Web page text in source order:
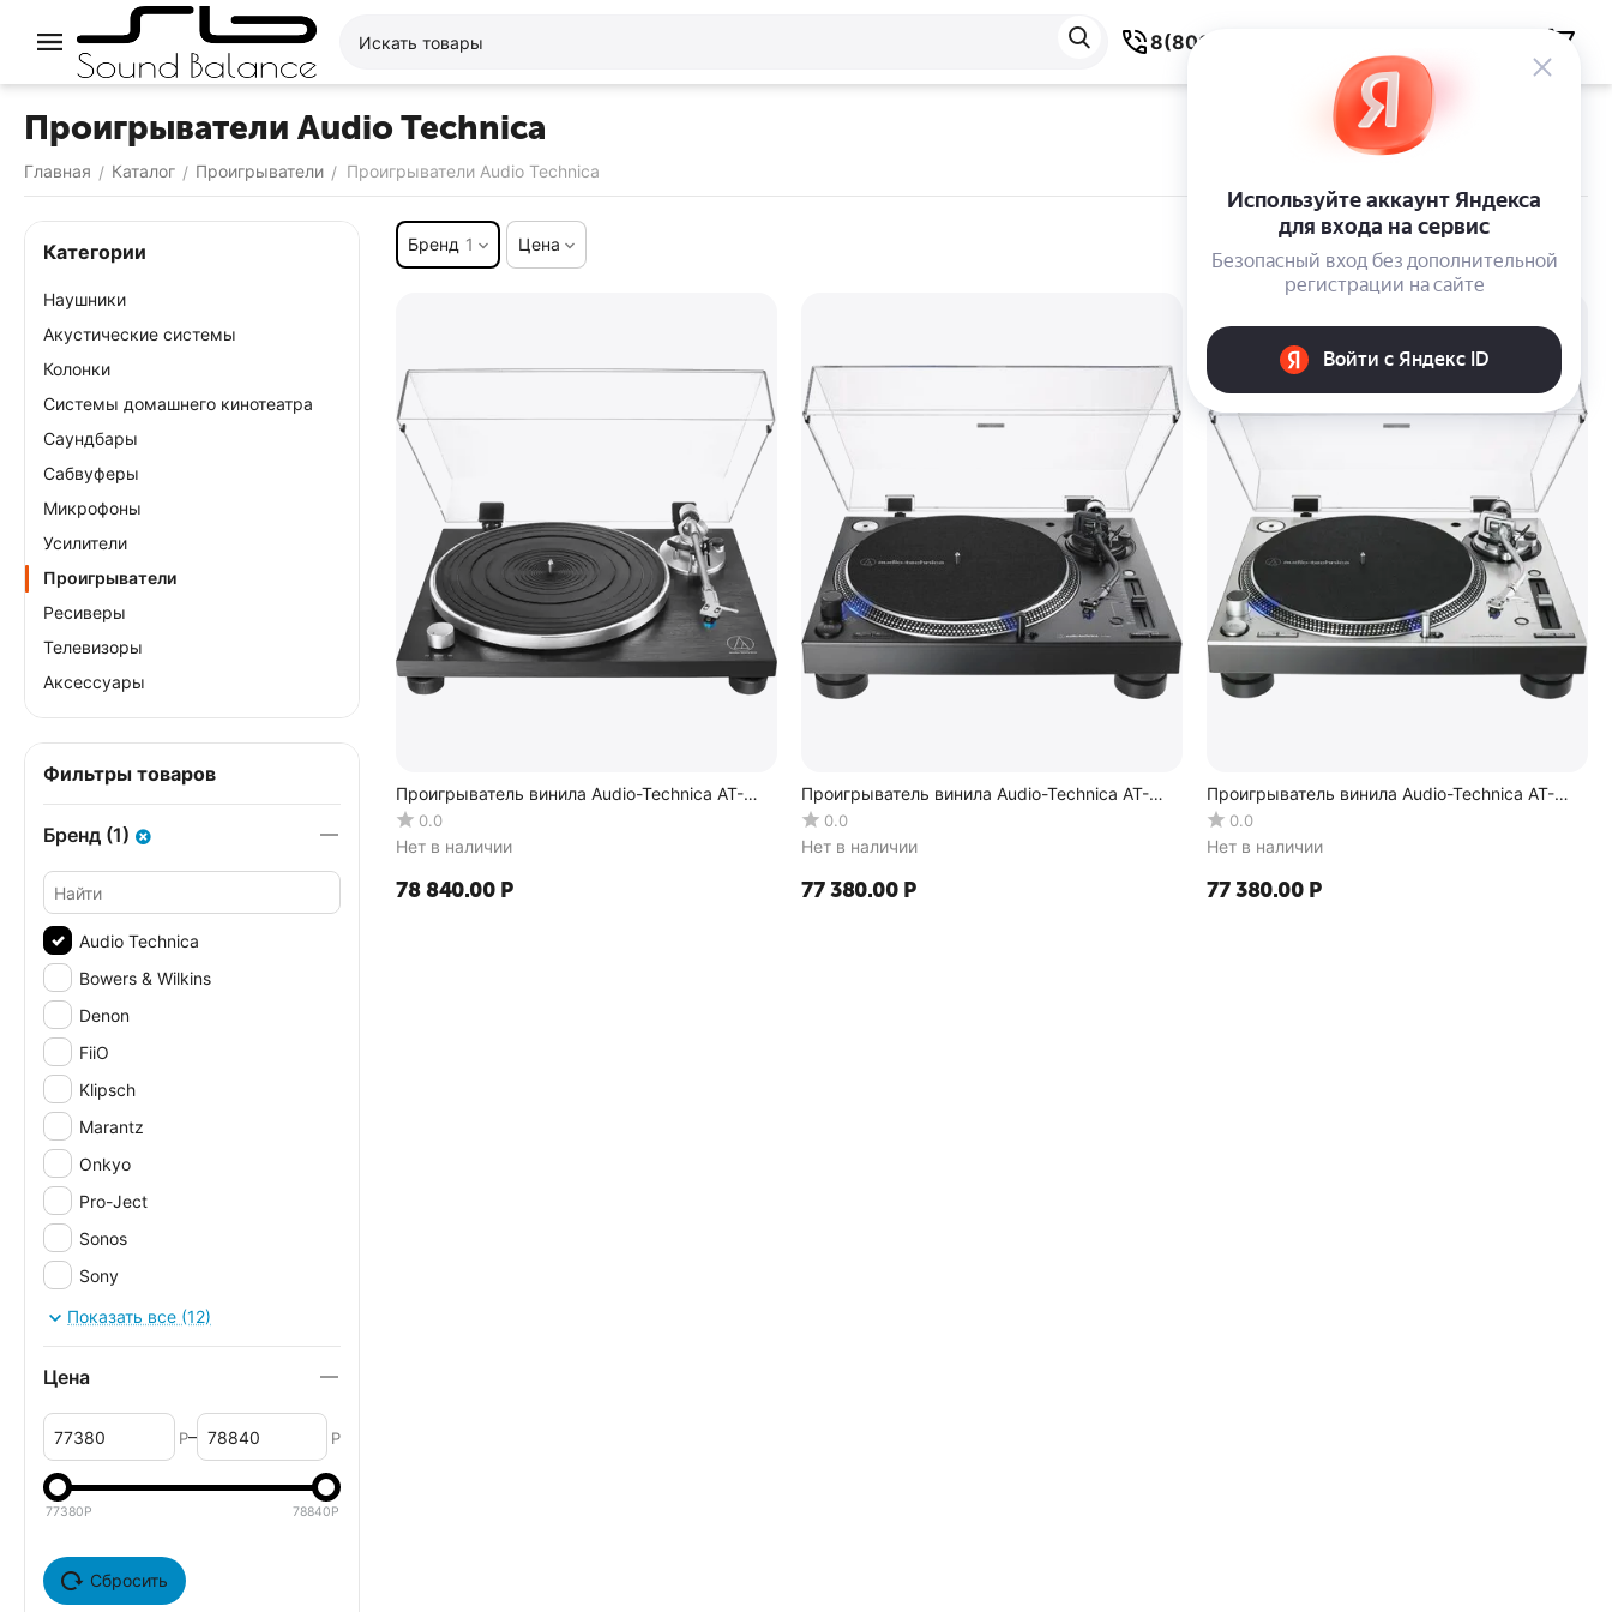
8(800) 550-59-38
Проигрыватели Audio Technica
Главная / Каталог / Проигрыватели / Проигрыватели Audio Technica
Бренд 1 Цена
Проигрыватель винила Audio-Technica AT-
LPW30BK
0.0
Нет в наличии
78 840.00 Р
Проигрыватель винила Audio-Technica AT-
LP140XP
0.0
Нет в наличии
77 380.00 Р
Проигрыватель винила Audio-Technica AT-
LP140XP
0.0
Нет в наличии
77 380.00 Р
Категории
Наушники
Акустические системы
Колонки
Системы домашнего кинотеатра
Саундбары
Сабвуферы
Микрофоны
Усилители
Проигрыватели
Ресиверы
Телевизоры
Аксессуары
Фильтры товаров
Бренд (1)
Audio Technica
Bowers & Wilkins
Denon
FiiO
Klipsch
Marantz
Onkyo
Pro-Ject
Sonos
Sony
Thorens
YBA
Показать все (12)
Цена
Р– Р
77380Р 78840Р
Сбросить